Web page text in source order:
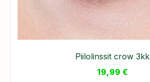
Piilolinssit crow 3kk
19,99 €